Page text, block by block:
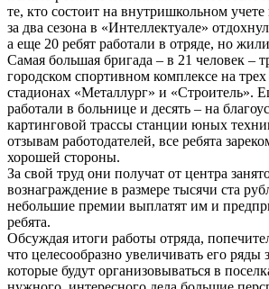
те, кто состоит на внутришкольном
за два сезона в «Интеллектуале»
а еще 20 ребят работали в отряде, но
Самая большая бригада – в 21 человек –
городском спортивном комплексе на трех
стадионах «Металлург» и «Строитель».
работали в больнице и десять – на
картинговой трассы станции юных
отзывам работодателей, все ребята
хорошей стороны.
За свой труд они получат от центра
вознаграждение в размере тысячи ста
небольшие премии выплатят им и
ребята.
Обсуждая итоги работы отряда,
что целесообразно увеличивать его ряды
которые будут организовываться в